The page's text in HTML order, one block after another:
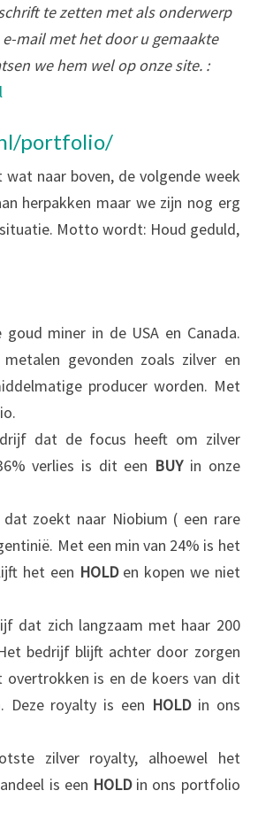
te zetten met als onderwerp
mail met het door u gemaakte
we hem wel op onze site. :
portfolio/
naar boven, de volgende week
herpakken maar we zijn nog erg
Motto wordt: Houd geduld,
goud miner in de USA en Canada.
gevonden zoals zilver en
producer worden. Met
dat de focus heeft om zilver
verlies is dit een BUYin onze
zoekt naar Niobium ( een rare
Met een min van 24% is het
het een HOLDen kopen we niet
dat zich langzaam met haar 200
bedrijf blijft achter door zorgen
is en de koers van dit
Deze royalty is een HOLD in ons
zilver royalty, alhoewel het
is een HOLD in ons portfolio